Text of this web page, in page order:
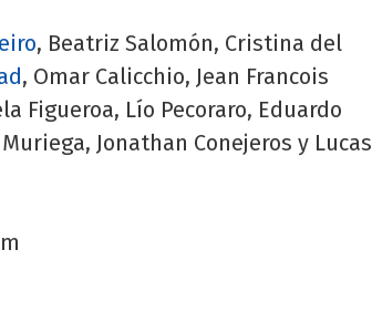
, Beatriz Salomón, Cristina del
, Omar Calicchio, Jean Francois
Figueroa, Lío Pecoraro, Eduardo
Jonathan Conejeros y Lucas